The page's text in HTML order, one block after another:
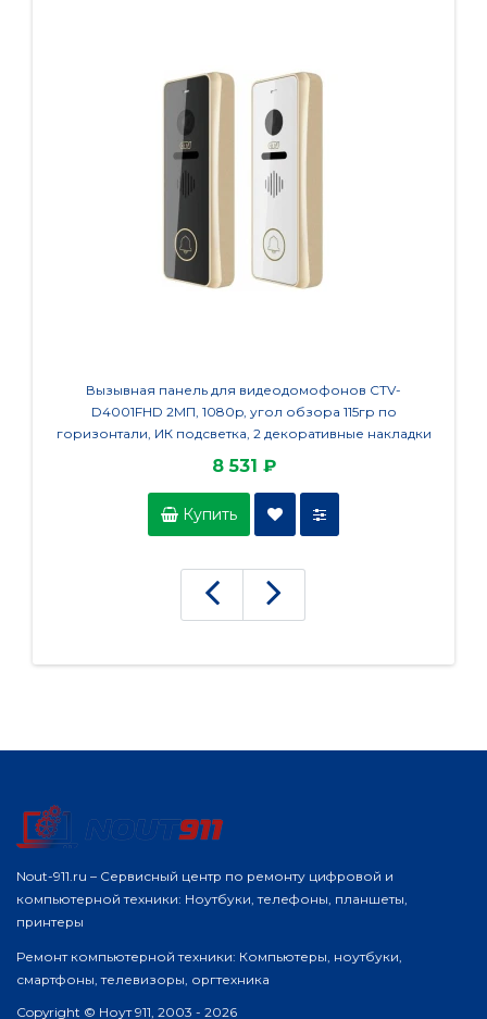
Вызывная панель для видеодомофонов CTV-
D4001FHD 2МП, 1080p, угол обзора 115гр по
горизонтали, ИК подсветка, 2 декоративные накладки
8 531 ₽
Купить
Nout-911.ru – Сервисный центр по ремонту цифровой и
компьютерной техники: Ноутбуки, телефоны, планшеты,
принтеры
Ремонт компьютерной техники: Компьютеры, ноутбуки,
смартфоны, телевизоры, оргтехника
Copyright © Ноут 911, 2003 - 2026